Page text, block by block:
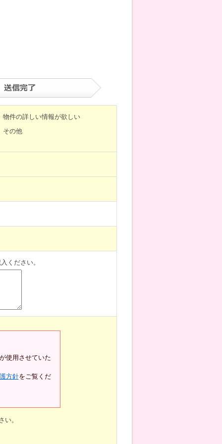
物件の詳しい情報が欲しい
その他
ください。
使用させていた
方針をご覧くだ
。